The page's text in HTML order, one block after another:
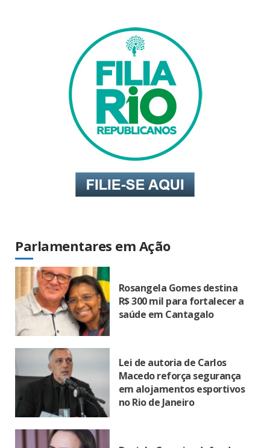
Parlamentares em Ação
Rosangela Gomes destina
R$ 300 mil para fortalecer a
saúde em Cantagalo
Lei de autoria de Carlos
Macedo reforça segurança
em alojamentos esportivos
no Rio de Janeiro